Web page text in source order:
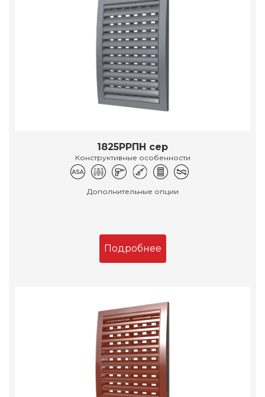
1825РРПН сер
Конструктивные особенности
Дополнительные опции
Подробнее